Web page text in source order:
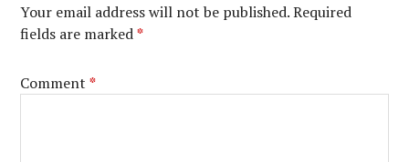
Your email address will not be published. Required
fields are marked*
Comment*